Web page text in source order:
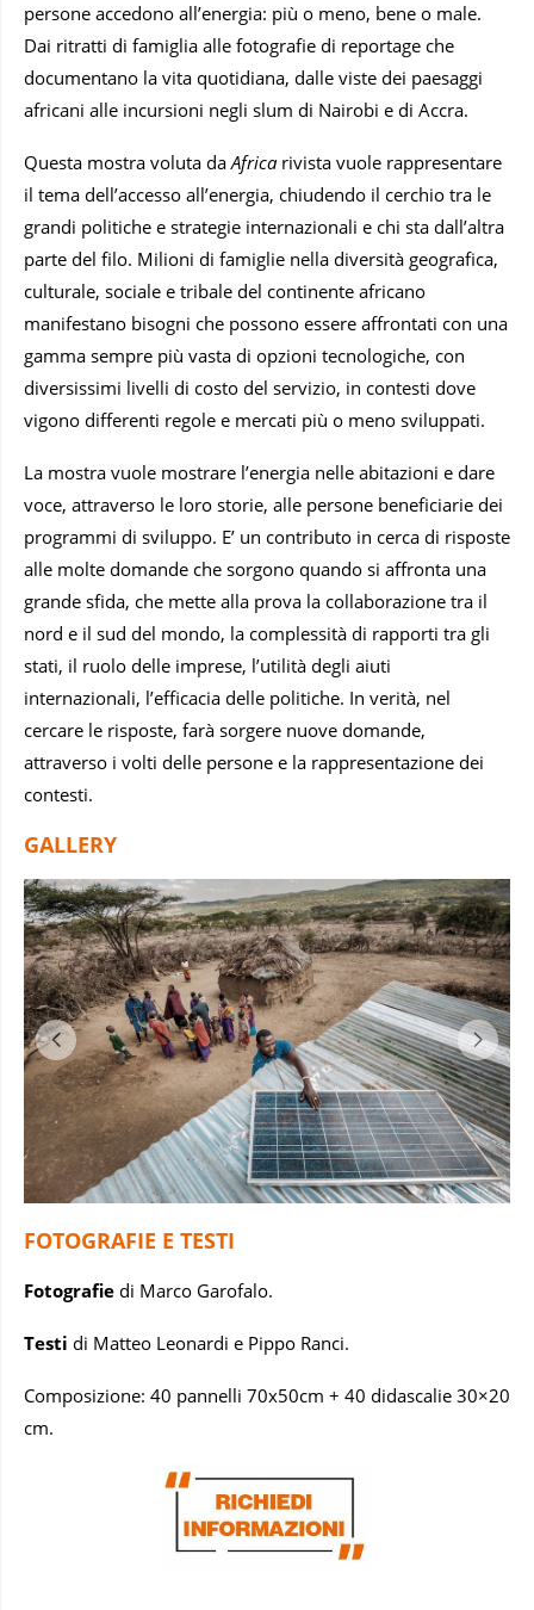
persone accedono all’energia: più o meno, bene o male.
Dai ritratti di famiglia alle fotografie di reportage che
documentano la vita quotidiana, dalle viste dei paesaggi
africani alle incursioni negli slum di Nairobi e di Accra.
Questa mostra voluta daAfricarivista vuole rappresentare
il tema dell’accesso all’energia, chiudendo il cerchio tra le
grandi politiche e strategie internazionali e chi sta dall’altra
parte del filo. Milioni di famiglie nella diversità geografica,
culturale, sociale e tribale del continente africano
manifestano bisogni che possono essere affrontati con una
gamma sempre più vasta di opzioni tecnologiche, con
diversissimi livelli di costo del servizio, in contesti dove
vigono differenti regole e mercati più o meno sviluppati.
La mostra vuole mostrare l’energia nelle abitazioni e dare
voce, attraverso le loro storie, alle persone beneficiarie dei
programmi di sviluppo. E’ un contributo in cerca di risposte
alle molte domande che sorgono quando si affronta una
grande sfida, che mette alla prova la collaborazione tra il
nord e il sud del mondo, la complessità di rapporti tra gli
stati, il ruolo delle imprese, l’utilità degli aiuti
internazionali, l’efficacia delle politiche. In verità, nel
cercare le risposte, farà sorgere nuove domande,
attraverso i volti delle persone e la rappresentazione dei
contesti.
GALLERY
FOTOGRAFIE E TESTI
Fotografie di Marco Garofalo.
Testi di Matteo Leonardi e Pippo Ranci.
Composizione: 40 pannelli 70x50cm + 40 didascalie 30×20
cm.